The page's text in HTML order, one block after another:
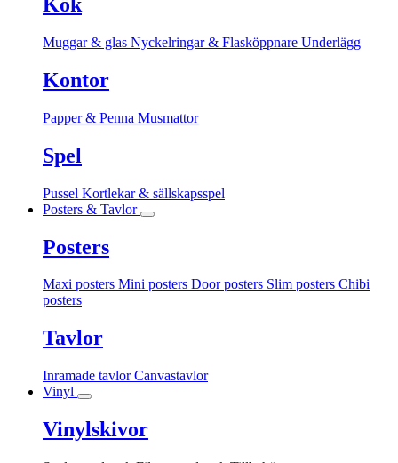
Muggar & glas Nyckelringar & Flasköppnare Underlägg
Kontor
Papper & Penna Musmattor
Spel
Pussel Kortlekar & sällskapsspel
Posters & Tavlor
Posters
Maxi posters Mini posters Door posters Slim posters Chibi
posters
Tavlor
Inramade tavlorCanvastavlor
Vinyl
Vinylskivor